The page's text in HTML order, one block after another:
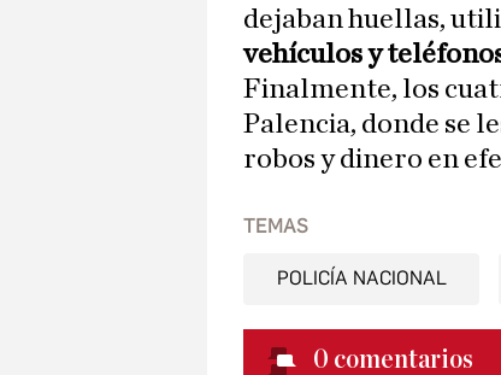
dejaban huellas,
vehículos y
Finalmente, los
Palencia, donde se
robos y dinero en
TEMAS
POLICÍA NACIONAL
0 comentarios